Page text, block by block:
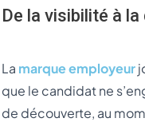
De la visibilité à
La marque employeur
que le candidat ne
de découverte, au